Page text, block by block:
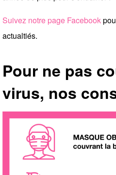
Suivez notre page Facebook
actualtiés.
Pour ne pas
virus, nos